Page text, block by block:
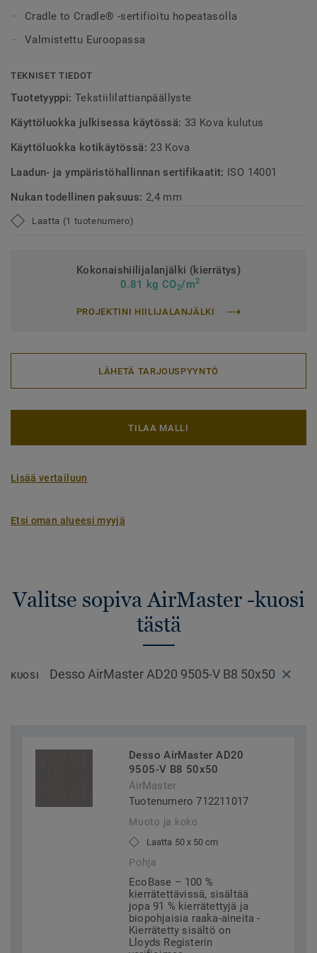
ainesosa on korvattu uudella biopohjaisella pääraaka-
aineella.
standardityyppiseen strukturoituun silmukkanukkaiseen
tekstiililattiaan (mediaaniarvot).
Cradle to Cradle® -sertifioitu hopeatasolla
Valmistettu Euroopassa
TEKNISET TIEDOT
Tuotetyyppi: Tekstiililattianpäällyste
Käyttöluokka julkisessa käytössä: 33 Kova kulutus
Käyttöluokka kotikäytössä: 23 Kova
Laadun- ja ympäristöhallinnan sertifikaatit: ISO 14001
Nukan todellinen paksuus: 2,4 mm
Laatta (1 tuotenumero)
Kokonaishiilijalanjälki (kierrätys)
0.81 kg CO2/m2
PROJEKTINI HIILIJALANJÄLKI
LÄHETÄ TARJOUSPYYNTÖ
TILAA MALLI
Lisää vertailuun
Etsi oman alueesi myyjä
Valitse sopiva AirMaster -kuosi
tästä
KUOSI Desso AirMaster AD20 9505-V B8 50x50
Desso AirMaster AD20
9505-V B8 50x50
AirMaster
Tuotenumero 712211017
Muoto ja koko
Laatta 50 x 50 cm
Pohja
EcoBase – 100 %
kierrätettävissä, sisältää
jopa 91 % kierrätettyjä ja
biopohjaisia raaka-aineita -
Kierrätetty sisältö on
Lloyds Registerin